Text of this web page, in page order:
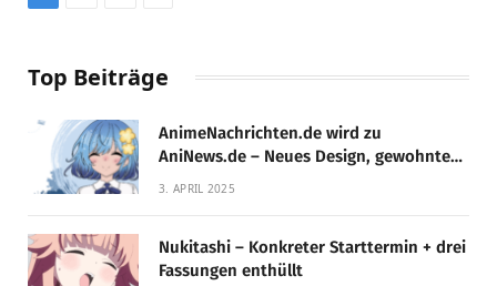
Top Beiträge
AnimeNachrichten.de wird zu
AniNews.de – Neues Design, gewohnte
Qualität!
3. APRIL 2025
Nukitashi – Konkreter Starttermin + drei
Fassungen enthüllt